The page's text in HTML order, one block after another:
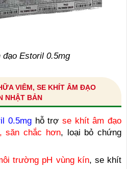
đạo Estoril 0.5mg
VIÊM, SE KHÍT ÂM ĐẠO
NHẬT BẢN
0.5mg hỗ trợse khít âm đạo
săn chắc hơn, loại bỏ chứng
trường pH vùng kín, se khít